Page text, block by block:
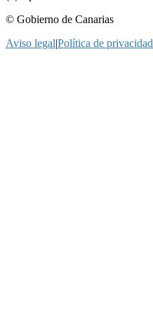
© Gobierno de Canarias
Aviso legal|Política de privacidad